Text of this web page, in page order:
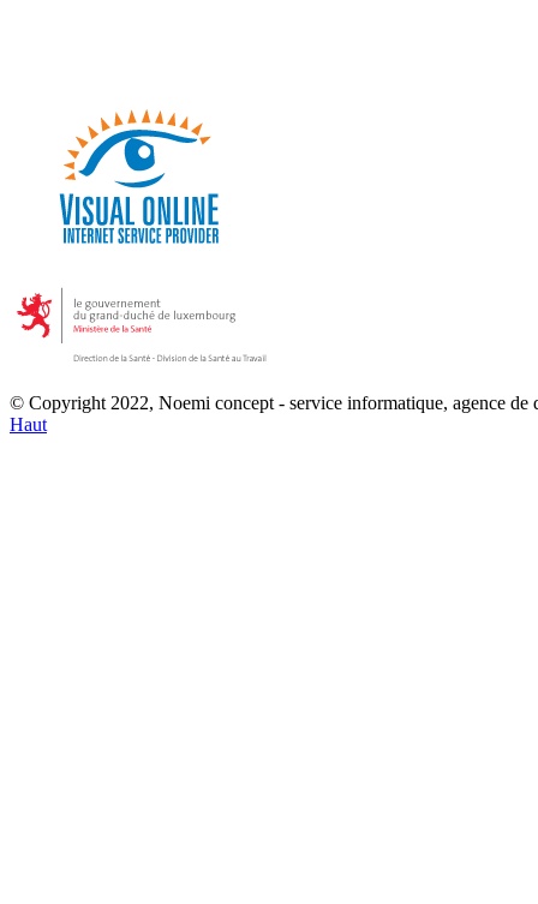
© Copyright 2022, Noemi concept - service informatique, agence
Haut